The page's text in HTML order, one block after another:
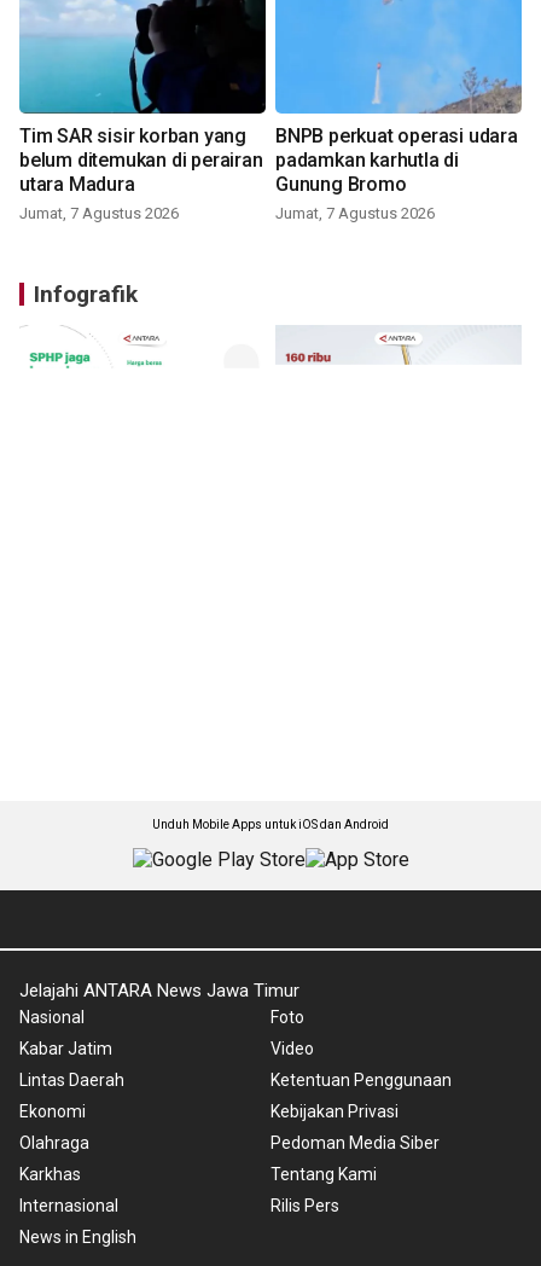
Tim SAR sisir korban yang
belum ditemukan di perairan
utara Madura
Jumat, 7 Agustus 2026
BNPB perkuat operasi udara
padamkan karhutla di
Gunung Bromo
Jumat, 7 Agustus 2026
Infografik
Unduh Mobile Apps untuk iOS dan Android
Jelajahi ANTARA News Jawa Timur
Nasional
Kabar Jatim
Lintas Daerah
Ekonomi
Olahraga
Karkhas
Internasional
News in English
Foto
Video
Ketentuan Penggunaan
Kebijakan Privasi
Pedoman Media Siber
Tentang Kami
Rilis Pers